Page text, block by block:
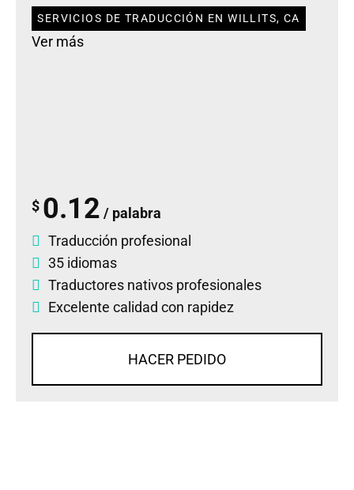
SERVICIOS DE TRADUCCIÓN EN WILLITS, CA
Ver más
$ 0.12 / palabra
Traducción profesional
35 idiomas
Traductores nativos profesionales
Excelente calidad con rapidez
HACER PEDIDO